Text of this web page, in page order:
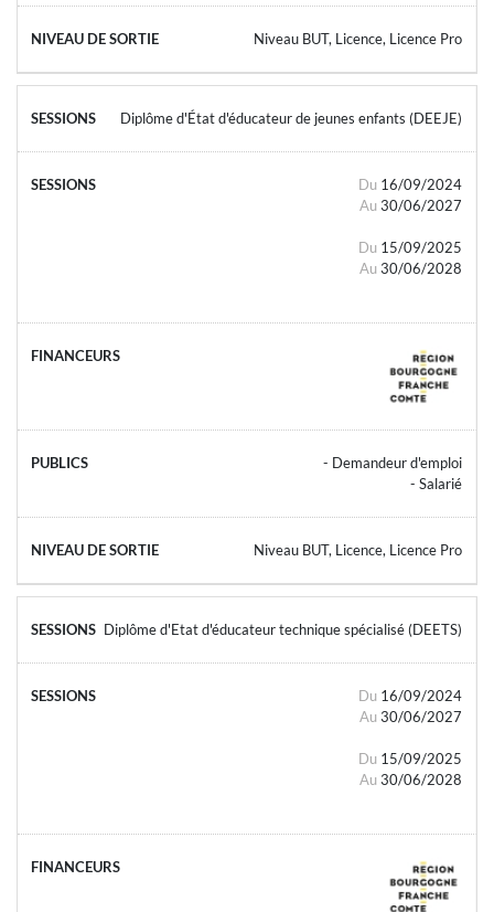
Niveau BUT, Licence, Licence Pro
Diplôme d'État d'éducateur de jeunes enfants (DEEJE)
Du 16/09/2024
Au 30/06/2027
Du 15/09/2025
Au 30/06/2028
- Demandeur d'emploi
- Salarié
Niveau BUT, Licence, Licence Pro
Diplôme d'Etat d'éducateur technique spécialisé (DEETS)
Du 16/09/2024
Au 30/06/2027
Du 15/09/2025
Au 30/06/2028